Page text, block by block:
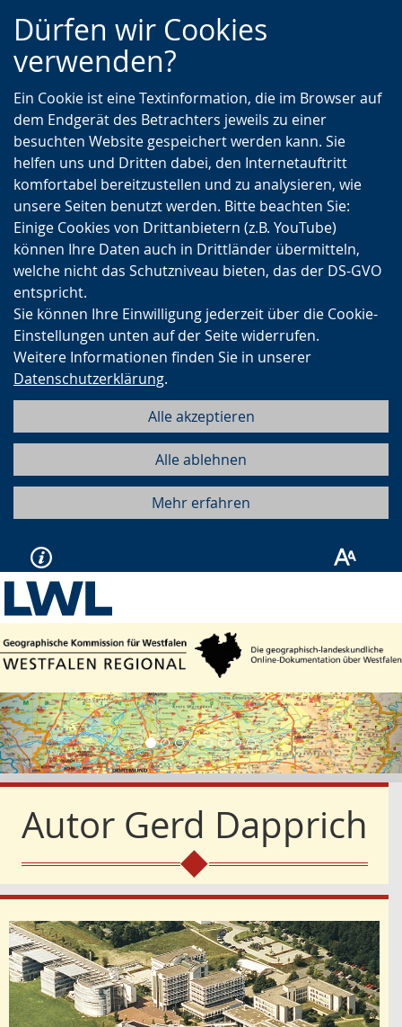
Zur
Hauptnavigation
Zur
Seitennavigation
Zum
Inhalt
Dürfen wir Cookies
verwenden?
Ein Cookie ist eine Textinformation, die im Browser auf
dem Endgerät des Betrachters jeweils zu einer
besuchten Website gespeichert werden kann. Sie
helfen uns und Dritten dabei, den Internetauftritt
komfortabel bereitzustellen und zu analysieren, wie
unsere Seiten benutzt werden. Bitte beachten Sie:
Einige Cookies von Drittanbietern (z.B. YouTube)
können Ihre Daten auch in Drittländer übermitteln,
welche nicht das Schutzniveau bieten, das der DS-GVO
entspricht.
Sie können Ihre Einwilligung jederzeit über die Cookie-
Einstellungen unten auf der Seite widerrufen.
Weitere Informationen finden Sie in unserer
Datenschutzerklärung.
Alle akzeptieren
Alle ablehnen
Mehr erfahren
Vorherige
AutorGerd Dapprich